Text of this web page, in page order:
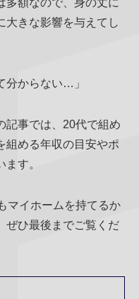
多額なので、身の丈に
大きな影響を与えてし
分からない…」
記事では、20代で組め
組める年収の目安やポ
す。
マイホームを持てるか
ぜひ最後までご覧くだ